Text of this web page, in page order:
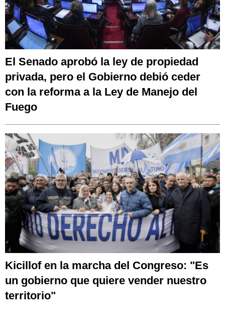
El Senado aprobó la ley de propiedad
privada, pero el Gobierno debió ceder
con la reforma a la Ley de Manejo del
Fuego
Kicillof en la marcha del Congreso: "Es
un gobierno que quiere vender nuestro
territorio"